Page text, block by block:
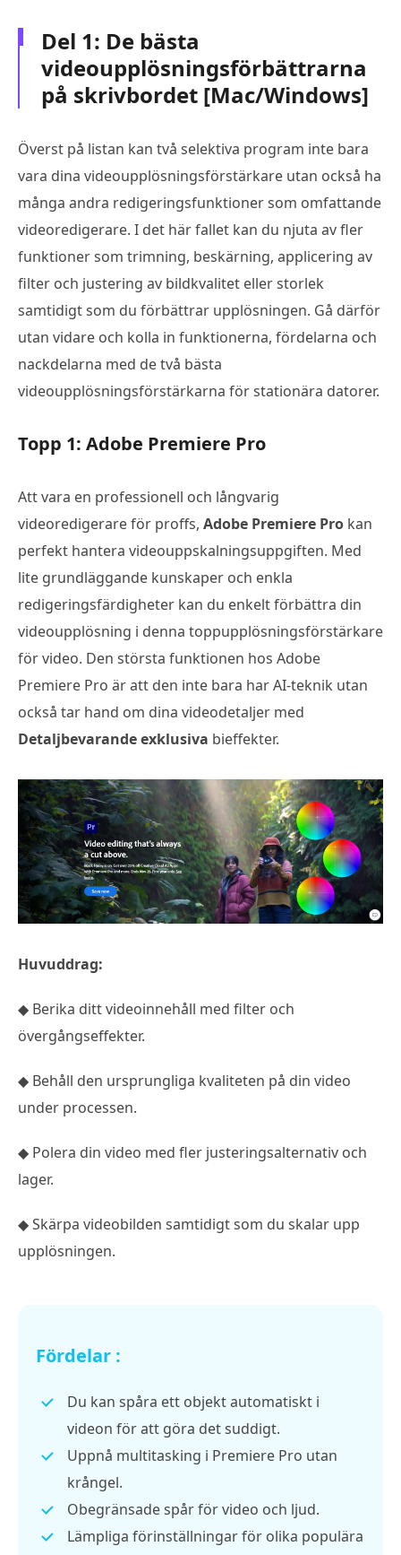
Del 1: De bästa
videoupplösningsförbättrarna
på skrivbordet [Mac/Windows]
Överst på listan kan två selektiva program inte bara
vara dina videoupplösningsförstärkare utan också ha
många andra redigeringsfunktioner som omfattande
videoredigerare. I det här fallet kan du njuta av fler
funktioner som trimning, beskärning, applicering av
filter och justering av bildkvalitet eller storlek
samtidigt som du förbättrar upplösningen. Gå därför
utan vidare och kolla in funktionerna, fördelarna och
nackdelarna med de två bästa
videoupplösningsförstärkarna för stationära datorer.
Topp 1: Adobe Premiere Pro
Att vara en professionell och långvarig
videoredigerare för proffs, Adobe Premiere Pro kan
perfekt hantera videouppskalningsuppgiften. Med
lite grundläggande kunskaper och enkla
redigeringsfärdigheter kan du enkelt förbättra din
videoupplösning i denna toppupplösningsförstärkare
för video. Den största funktionen hos Adobe
Premiere Pro är att den inte bara har AI-teknik utan
också tar hand om dina videodetaljer med
Detaljbevarande exklusiva bieffekter.
Huvuddrag:
◆ Berika ditt videoinnehåll med filter och
övergångseffekter.
◆ Behåll den ursprungliga kvaliteten på din video
under processen.
◆ Polera din video med fler justeringsalternativ och
lager.
◆ Skärpa videobilden samtidigt som du skalar upp
upplösningen.
Fördelar :
Du kan spåra ett objekt automatiskt i
videon för att göra det suddigt.
Uppnå multitasking i Premiere Pro utan
krångel.
Obegränsade spår för video och ljud.
Lämpliga förinställningar för olika populära